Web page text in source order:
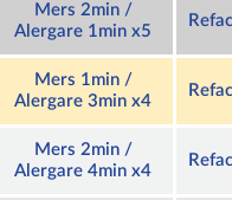
Mers 2min /
Alergare 1min x5
Mers 1min /
Alergare 3min x4
Mers 2min /
Alergare 4min x4